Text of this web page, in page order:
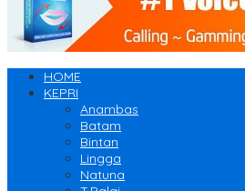
HOME
KEPRI
Anambas
Batam
Bintan
Lingga
Natuna